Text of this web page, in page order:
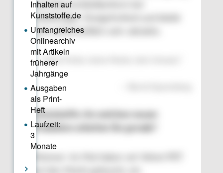
und lebensmittelkonform bei
vollständiger Designfreiheit und bleibt
auch wirtschaftlich sehr attraktiv.
“Keine Farbe, keine Marke, kein Umsatz.
Kunststoffe: An welchen neuen
Produkten arbeiten Sie gerade?